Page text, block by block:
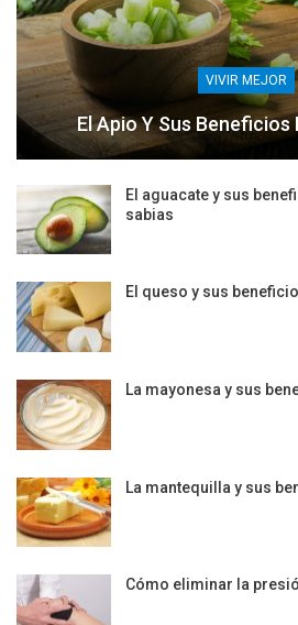
VIVIR MEJOR
El Apio Y Sus Beneficios
El aguacate y sus
sabias
El queso y sus
La mayonesa y sus
La mantequilla y sus
Cómo eliminar la